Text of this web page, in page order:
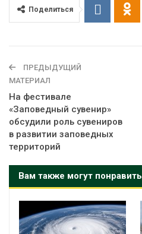
Поделиться
ПРЕДЫДУЩИЙ
МАТЕРИАЛ
На фестивале
«Заповедный сувенир»
обсудили роль сувениров
в развитии заповедных
территорий
Вам также могут